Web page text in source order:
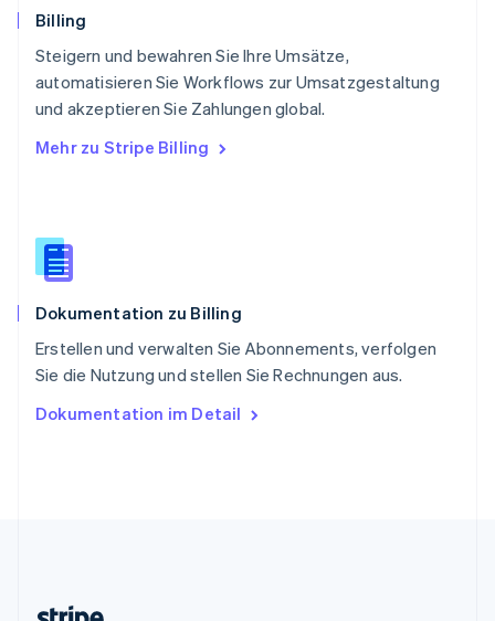
Billing
Steigern und bewahren Sie Ihre Umsätze,
automatisieren Sie Workflows zur Umsatzgestaltung
und akzeptieren Sie Zahlungen global.
Mehr zu Stripe Billing
Dokumentation zu Billing
Erstellen und verwalten Sie Abonnements, verfolgen
Sie die Nutzung und stellen Sie Rechnungen aus.
Dokumentation im Detail
Schweiz
Deutsch
Singapur
English简体中文
Slowakei
English
Slowenien
English
Spanien
Thailand
Tschechische Republik
English
English